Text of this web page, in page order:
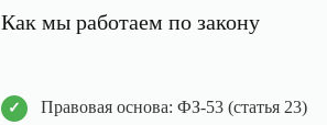
Как мы работаем по закону
Правовая основа: ФЗ-53 (статья 23)